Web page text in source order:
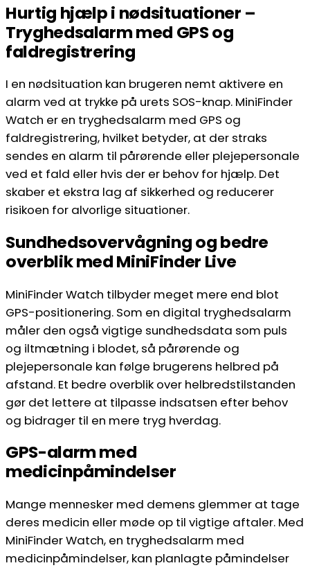
Hurtig hjælp i nødsituationer –
Tryghedsalarm med GPS og
faldregistrering
I en nødsituation kan brugeren nemt aktivere en
alarm ved at trykke på urets SOS-knap. MiniFinder
Watch er en tryghedsalarm med GPS og
faldregistrering, hvilket betyder, at der straks
sendes en alarm til pårørende eller plejepersonale
ved et fald eller hvis der er behov for hjælp. Det
skaber et ekstra lag af sikkerhed og reducerer
risikoen for alvorlige situationer.
Sundhedsovervågning og bedre
overblik med MiniFinder Live
MiniFinder Watch tilbyder meget mere end blot
GPS-positionering. Som en digital tryghedsalarm
måler den også vigtige sundhedsdata som puls
og iltmætning i blodet, så pårørende og
plejepersonale kan følge brugerens helbred på
afstand. Et bedre overblik over helbredstilstanden
gør det lettere at tilpasse indsatsen efter behov
og bidrager til en mere tryg hverdag.
GPS-alarm med
medicinpåmindelser
Mange mennesker med demens glemmer at tage
deres medicin eller møde op til vigtige aftaler. Med
MiniFinder Watch, en tryghedsalarm med
medicinpåmindelser, kan planlagte påmindelser